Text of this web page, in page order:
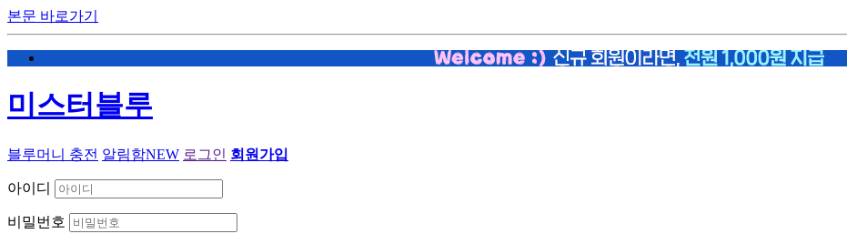
본문 바로가기
미스터블루
블루머니 충전 알림함NEW 로그인 회원가입
아이디
비밀번호